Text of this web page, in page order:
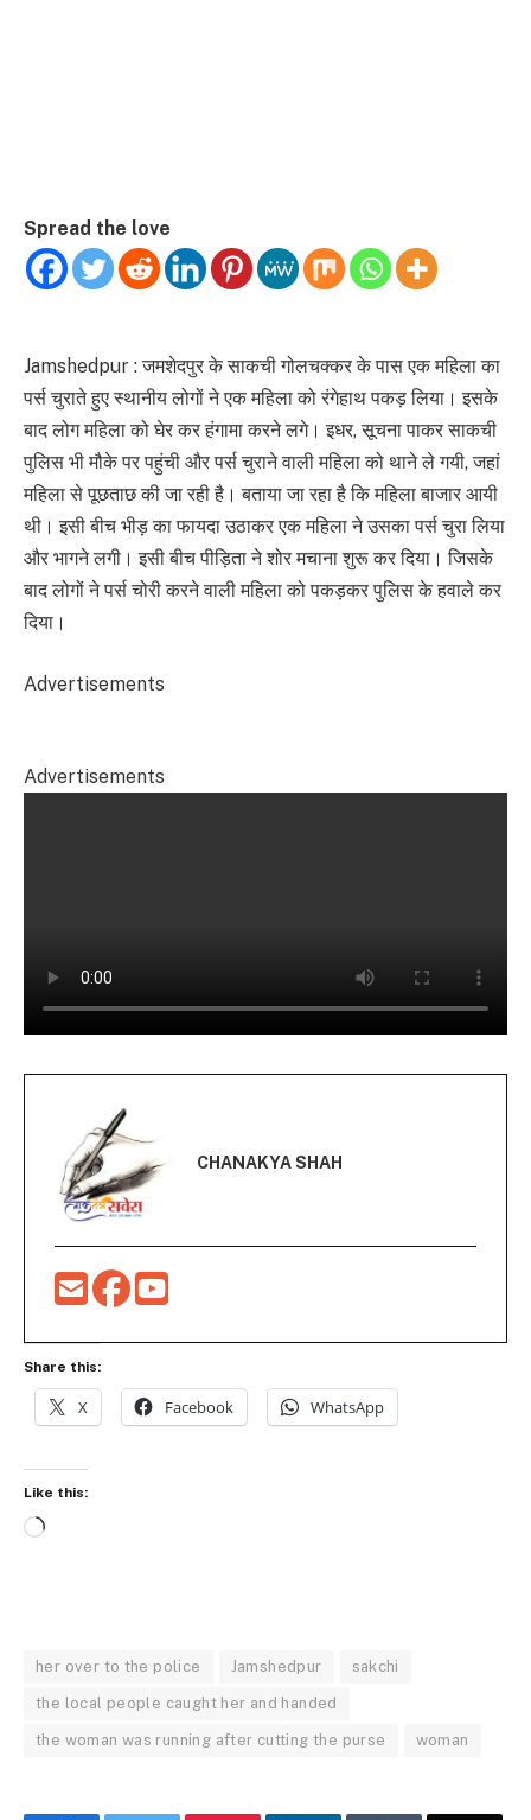
Spread the love
Jamshedpur : जमशेदपुर के साकची गोलचक्कर के पास एक महिला का
पर्स चुराते हुए स्थानीय लोगों ने एक महिला को रंगेहाथ पकड़ लिया। इसके
बाद लोग महिला को घेर कर हंगामा करने लगे। इधर, सूचना पाकर साकची
पुलिस भी मौके पर पहुंची और पर्स चुराने वाली महिला को थाने ले गयी, जहां
महिला से पूछताछ की जा रही है। बताया जा रहा है कि महिला बाजार आयी
थी। इसी बीच भीड़ का फायदा उठाकर एक महिला ने उसका पर्स चुरा लिया
और भागने लगी। इसी बीच पीड़िता ने शोर मचाना शुरू कर दिया। जिसके
बाद लोगों ने पर्स चोरी करने वाली महिला को पकड़कर पुलिस के हवाले कर
दिया।
Advertisements
Advertisements
CHANAKYA SHAH
Share this:
X Facebook WhatsApp
Like this:
Loading…
her over to the police Jamshedpur sakchi
the local people caught her and handed
the woman was running after cutting the purse woman